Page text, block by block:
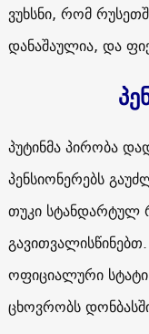
ვუხსნი, რომ
დანაშაულია, და
პუტინმა პირობა
პენსიონერებს
თუკი სტანდარტულ
ოფიციალური
ცხოვრობს